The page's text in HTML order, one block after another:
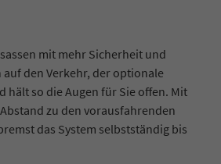
mit mehr Sicherheit und
den Verkehr, der optionale
hält so die Augen für Sie offen. Mit
zu den vorausfahrenden
das System selbstständig bis